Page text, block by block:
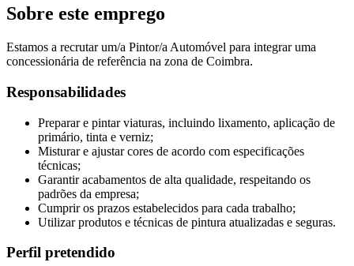
Sobre este emprego
Estamos a recrutar um/a Pintor/a Automóvel para integrar uma
concessionária de referência na zona de Coimbra.
Responsabilidades
Preparar e pintar viaturas, incluindo lixamento, aplicação de
primário, tinta e verniz;
Misturar e ajustar cores de acordo com especificações
técnicas;
Garantir acabamentos de alta qualidade, respeitando os
padrões da empresa;
Cumprir os prazos estabelecidos para cada trabalho;
Utilizar produtos e técnicas de pintura atualizadas e seguras.
Perfil pretendido